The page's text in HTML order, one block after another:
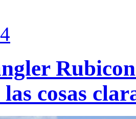
cosas